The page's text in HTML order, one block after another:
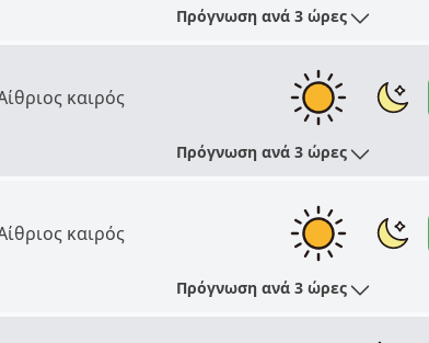
Πρόγνωση ανά 3 ώρες
καιρός
Πρόγνωση ανά 3 ώρες
καιρός
Πρόγνωση ανά 3 ώρες